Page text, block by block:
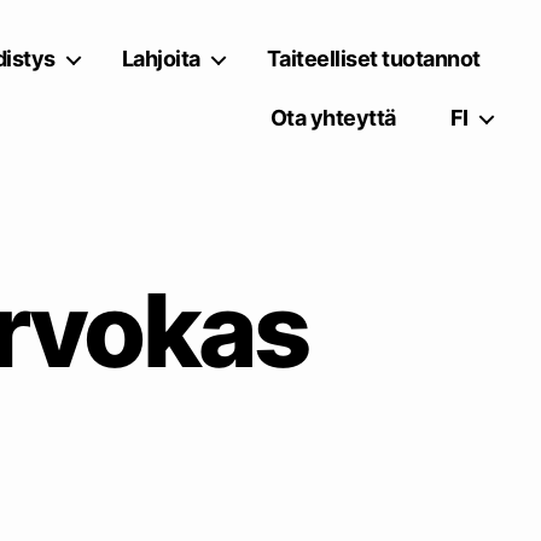
Lahjoita Taiteelliset tuotannot
Ota yhteyttä FI